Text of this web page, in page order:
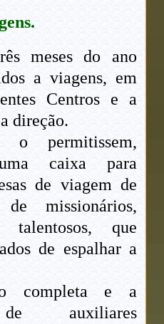
meses do ano
a viagens, em
Centros e a
direção.
o permitissem,
caixa para
de viagem de
missionários,
talentosos, que
de espalhar a
completa e a
de auxiliares